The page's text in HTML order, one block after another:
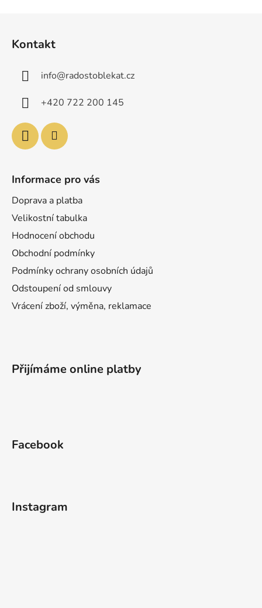
Kontakt
info@radostoblekat.cz
+420 722 200 145
Informace pro vás
Doprava a platba
Velikostní tabulka
Hodnocení obchodu
Obchodní podmínky
Podmínky ochrany osobních údajů
Odstoupení od smlouvy
Vrácení zboží, výměna, reklamace
Přijímáme online platby
Facebook
Instagram